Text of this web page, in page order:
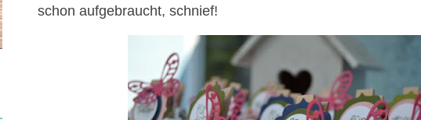
schon aufgebraucht, schnief!